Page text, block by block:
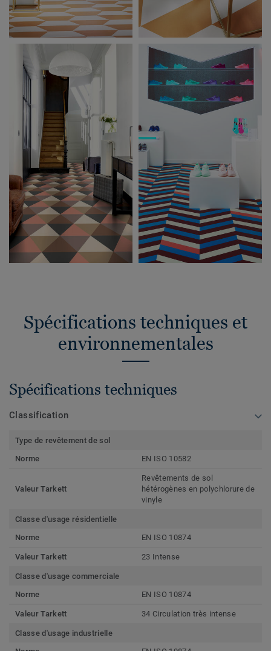
Spécifications techniques et
environnementales
Spécifications techniques
Classification
Type de revêtement de sol
Norme
EN ISO 10582
Valeur Tarkett
Revêtements de sol
hétérogènes en polychlorure de
vinyle
Classe d'usage résidentielle
Norme
EN ISO 10874
Valeur Tarkett 23 Intense
Classe d'usage commerciale
Norme
EN ISO 10874
Valeur Tarkett 34 Circulation très intense
Classe d'usage industrielle